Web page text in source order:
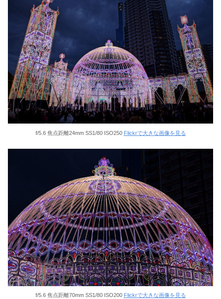
f/5.6 焦点距離24mm SS1/80 ISO250 Flickrで大きな画像を見る
f/5.6 焦点距離70mm SS1/80 ISO200 Flickrで大きな画像を見る